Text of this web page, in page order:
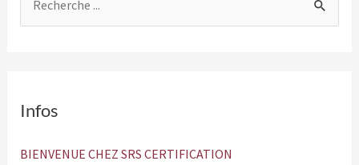
c
Infos
BIENVENUE CHEZ SRS CERTIFICATION